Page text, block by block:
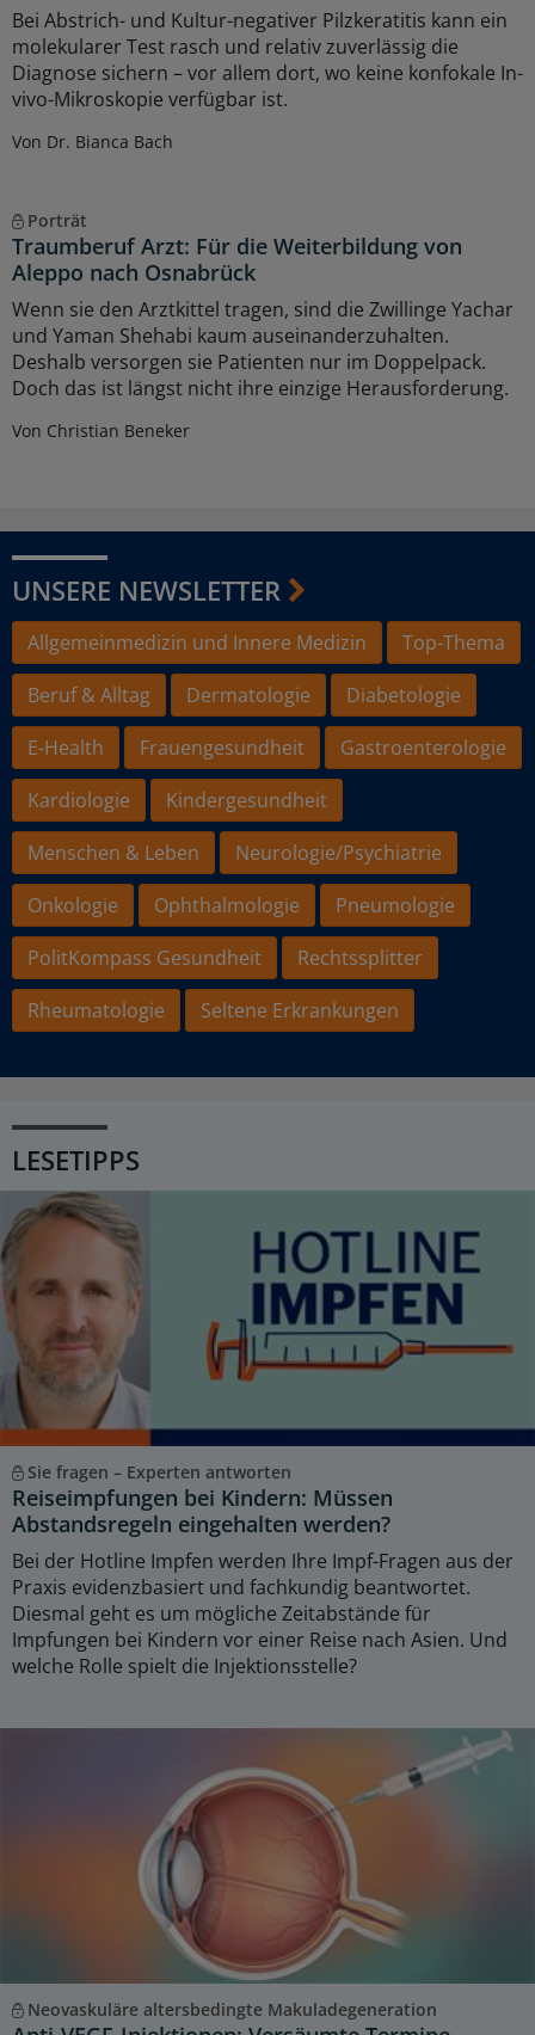
Bei Abstrich- und Kultur-negativer Pilzkeratitis kann ein
molekularer Test rasch und relativ zuverlässig die
Diagnose sichern – vor allem dort, wo keine konfokale In-
vivo-Mikroskopie verfügbar ist.
Von Dr. Bianca Bach
Porträt
Traumberuf Arzt: Für die Weiterbildung von
Aleppo nach Osnabrück
Wenn sie den Arztkittel tragen, sind die Zwillinge Yachar
und Yaman Shehabi kaum auseinanderzuhalten.
Deshalb versorgen sie Patienten nur im Doppelpack.
Doch das ist längst nicht ihre einzige Herausforderung.
Von Christian Beneker
UNSERE NEWSLETTER
Allgemeinmedizin und Innere Medizin
Top-Thema
Beruf & Alltag
Dermatologie
Diabetologie
E-Health
Frauengesundheit
Gastroenterologie
Kardiologie
Kindergesundheit
Menschen & Leben
Neurologie/Psychiatrie
Onkologie
Ophthalmologie
Pneumologie
PolitKompass Gesundheit
Rechtssplitter
Rheumatologie
Seltene Erkrankungen
LESETIPPS
Sie fragen – Experten antworten
Reiseimpfungen bei Kindern: Müssen
Abstandsregeln eingehalten werden?
Bei der Hotline Impfen werden Ihre Impf-Fragen aus der
Praxis evidenzbasiert und fachkundig beantwortet.
Diesmal geht es um mögliche Zeitabstände für
Impfungen bei Kindern vor einer Reise nach Asien. Und
welche Rolle spielt die Injektionsstelle?
Neovaskuläre altersbedingte Makuladegeneration